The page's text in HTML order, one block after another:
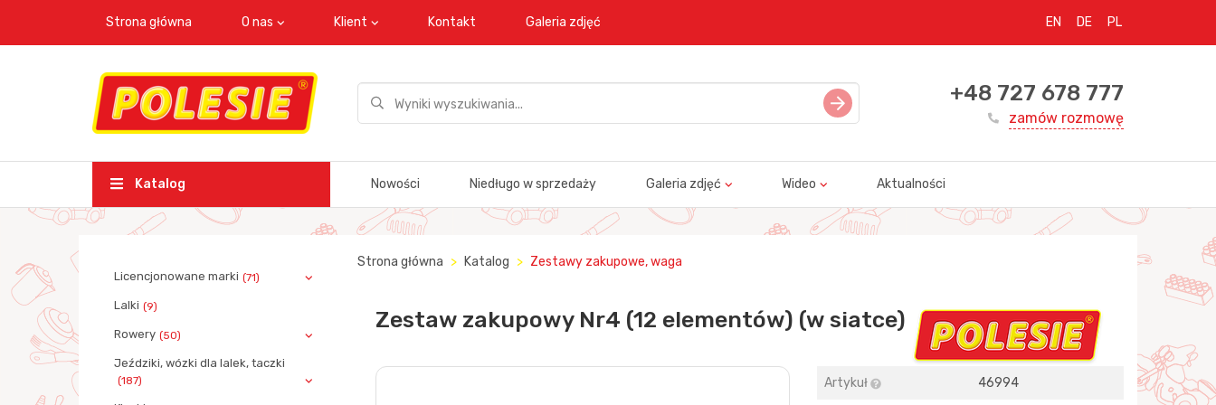
Strona główna O nas Klient Kontakt Galeria zdjęć EN DE PL
+48 727 678 777
zamów rozmowę
Katalog Nowości Niedługo w sprzedaży Galeria zdjęć Wideo Aktualności
Licencjonowane marki (71)
Lalki (9)
Rowery (50)
Jeździki, wózki dla lalek, taczki
(187)
Strona główna Katalog Zestawy zakupowe, waga
Zestaw zakupowy Nr4 (12 elementów) (w siatce)
Artykuł 46994